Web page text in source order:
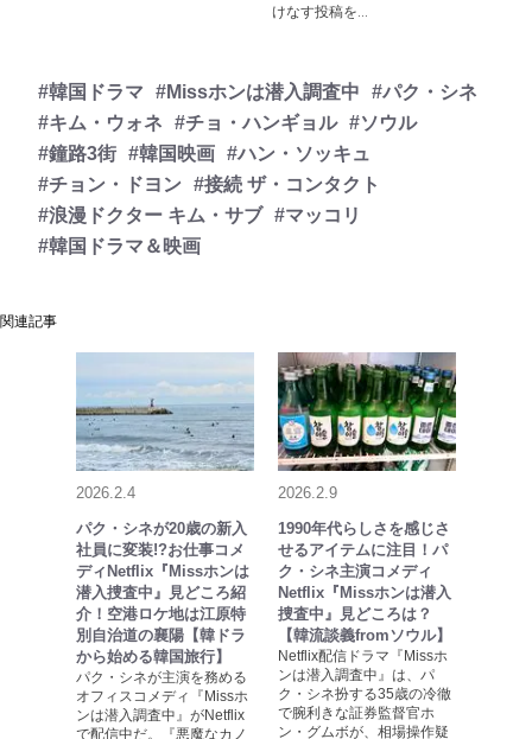
けなす投稿を...
#韓国ドラマ #Missホンは潜入調査中
#パク・シネ
#キム・ウォネ
#チョ・ハンギョル #ソウル
#鐘路3街 #韓国映画 #ハン・ソッキュ
#チョン・ドヨン #接続 ザ・コンタクト
#浪漫ドクター キム・サブ #マッコリ
#韓国ドラマ＆映画
関連記事
2026.2.4
パク・シネが20歳の新入
社員に変装!?お仕事コメ
ディNetflix『Missホンは
潜入捜査中』見どころ紹
介！空港ロケ地は江原特
別自治道の襄陽【韓ドラ
から始める韓国旅行】
パク・シネが主演を務める
オフィスコメディ『Missホ
ンは潜入調査中』がNetflix
で配信中だ。『悪魔なカノ
2026.2.9
1990年代らしさを感じさ
せるアイテムに注目！パ
ク・シネ主演コメディ
Netflix『Missホンは潜入
捜査中』見どころは？
【韓流談義fromソウル】
Netflix配信ドラマ『Missホ
ンは潜入調査中』は、パ
ク・シネ扮する35歳の冷徹
で腕利きな証券監督官ホ
ン・グムボが、相場操作疑